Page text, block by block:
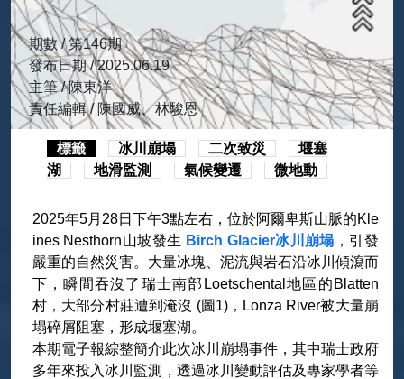
期數 / 第146期
發布日期 / 2025.06.19
主筆 / 陳東洋
責任編輯 / 陳國威、林駿恩
標籤 冰川崩塌 二次致災
堰塞
湖
地滑監測 氣候變遷 微地動
2025年5月28日下午3點左右，位於阿爾卑斯山脈的Kle
ines Nesthorn山坡發生 Birch Glacier冰川崩塌 ，引發
嚴重的自然災害。大量冰塊、泥流與岩石沿冰川傾瀉而
下，瞬間吞沒了瑞士南部Loetschental地區的Blatten
村，大部分村莊遭到淹沒 (圖1)，Lonza River被大量崩
塌碎屑阻塞，形成堰塞湖。
本期電子報綜整簡介此次冰川崩塌事件，其中瑞士政府
多年來投入冰川監測，透過冰川變動評估及專家學者等